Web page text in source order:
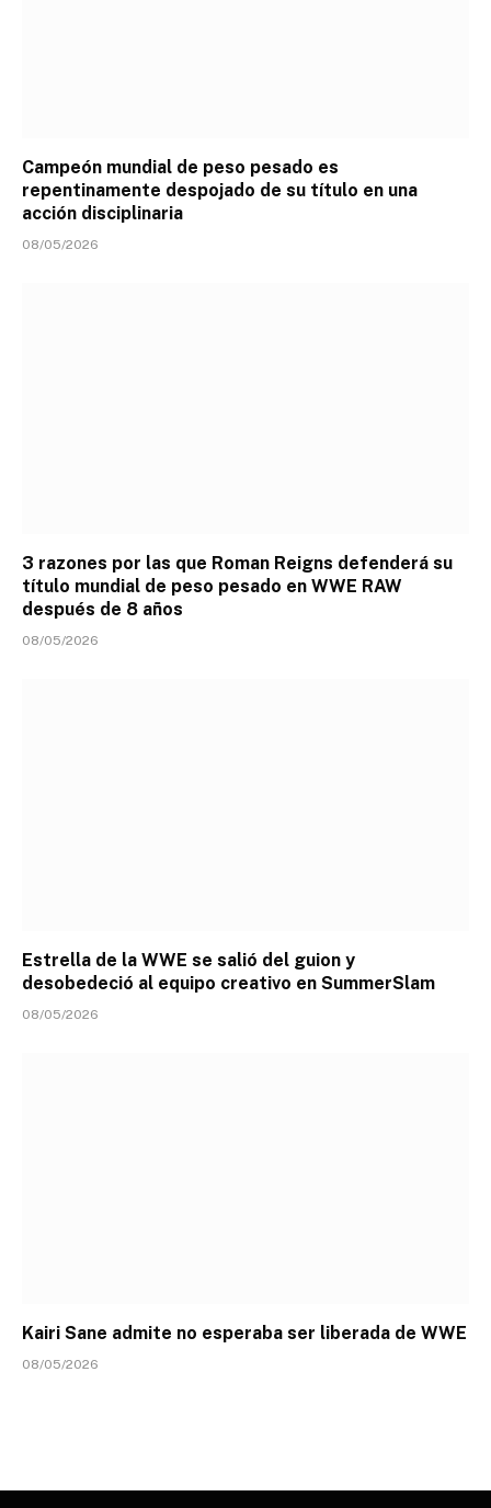
Campeón mundial de peso pesado es
repentinamente despojado de su título en una
acción disciplinaria
08/05/2026
3 razones por las que Roman Reigns defenderá su
título mundial de peso pesado en WWE RAW
después de 8 años
08/05/2026
Estrella de la WWE se salió del guion y
desobedeció al equipo creativo en SummerSlam
08/05/2026
Kairi Sane admite no esperaba ser liberada de WWE
08/05/2026